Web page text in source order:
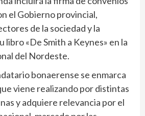
el Gobierno provincial,
de la sociedad y la
libro «De Smith a Keynes» en la
del Nordeste.
bonaerense se enmarca
viene realizando por distintas
y adquiere relevancia por el